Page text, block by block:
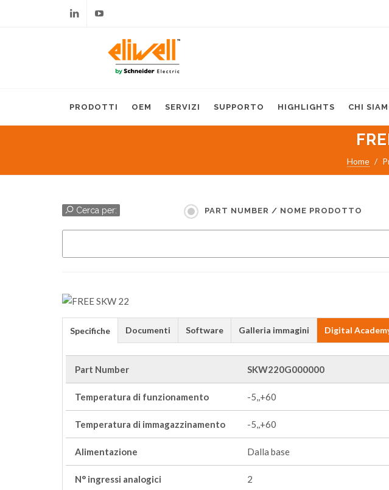
PRODOTTI OEM SERVIZI SUPPORTO HIGHLIGHTS CHI
Home
Cerca per: PART NUMBER / NOME PRODOTTO
Specifiche Documenti Software Galleria immagini Digital
Part Number SKW220G000000
Temperatura di funzionamento -5,,+60
Temperatura di immagazzinamento -5,,+60
Alimentazione Dalla base
N° ingressi analogici 2